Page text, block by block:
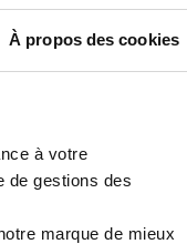
À propos des cookies
à votre
de gestions des
marque de mieux
50,00 € En
En savoir plus